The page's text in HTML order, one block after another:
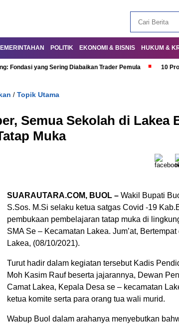
POLITIK EKONOMI & BISNIS HUKUM &
Fondasi yang Sering Diabaikan Trader Pemula 10
/ Topik Utama
Semua Sekolah di Lakea
Muka
SUARAUTARA.COM, BUOL – Wakil Bupati
S.Sos. M.Si selaku ketua satgas Covid -19
pembukaan pembelajaran tatap muka di
SMA Se – Kecamatan Lakea. Jum’at,
Lakea, (08/10/2021).
Turut hadir dalam kegiatan tersebut Kadis
Moh Kasim Rauf beserta jajarannya, Dewan
Camat Lakea, Kepala Desa se – kecamatan
ketua komite serta para orang tua wali murid.
Wabup Buol dalam arahanya menyebutkan